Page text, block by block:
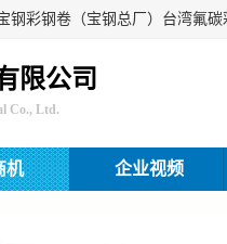
限公司
Co., Ltd.
机 企业视频